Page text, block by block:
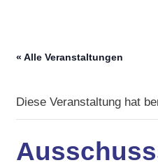
« Alle Veranstaltungen
Diese Veranstaltung hat